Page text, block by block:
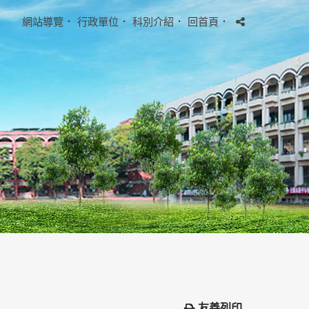
網站導覽 ． 行政單位 ． 科別介紹． 回首頁．